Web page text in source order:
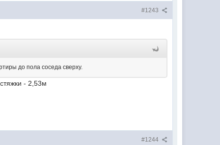
#1243
до пола соседа сверху.
- 2,53м
#1244